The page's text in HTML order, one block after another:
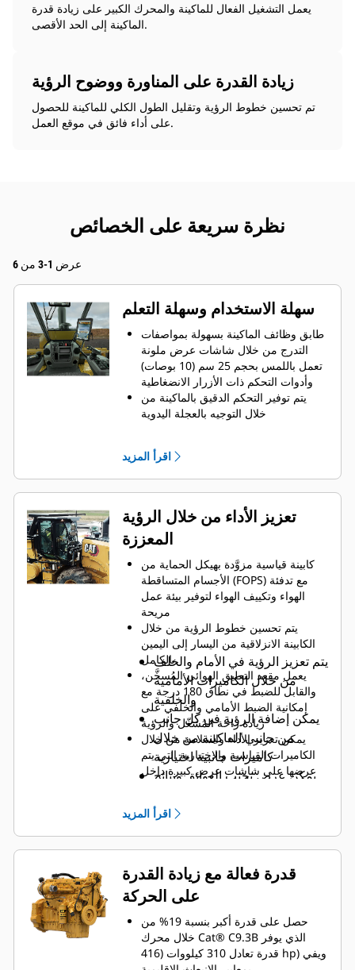
يعمل التشغيل الفعال للماكينة والمحرك الكبير على زيادة قدرة
الماكينة إلى الحد الأقصى.
زيادة القدرة على المناورة ووضوح الرؤية
تم تحسين خطوط الرؤية وتقليل الطول الكلي للماكينة للحصول
على أداء فائق في موقع العمل.
نظرة سريعة على الخصائص
عرض 1-3 من 6
سهلة الاستخدام وسهلة التعلم
طابق وظائف الماكينة بسهولة بمواصفات
التدرج من خلال شاشات عرض ملونة
تعمل باللمس بحجم 25 سم (10 بوصات)
وأدوات التحكم ذات الأزرار الانضغاطية
يتم توفير التحكم الدقيق بالماكينة من
خلال التوجيه بالعجلة اليدوية
ومجمّعة حسب الوظيفة لتوفير الوصول
وفّر وقتك واضمن العمق الثابت لكل قطع
من خلال المزايا التلقائية للخروج من
عمق القطع والرجوع إليه
يمكن أن يضيف بدء تشغيل المحرك بزر
انضغاطي بدون مفتاح الأمان والراحة عند
استخدام أكواد معرف المُّشغل لاستعادة
تفضيلات المُّشغل وملفات التعريف
المحفوظة بمجرد تسجيل الدخول
اقرأ المزيد
تعزيز الأداء من خلال الرؤية
المعززة
كابينة قياسية مزوَّدة بهيكل الحماية من
الأجسام المتساقطة (FOPS) مع تدفئة
الهواء وتكييف الهواء لتوفير بيئة عمل
مريحة
يتم تحسين خطوط الرؤية من خلال
الكابينة الانزلاقية من اليسار إلى اليمين
بالكامل
يعمل مقعد التعليق الهوائي المُسخَّن،
والقابل للضبط في نطاق 180 درجة مع
إمكانية الضبط الأمامي والخلفي على
زيادة راحة المُشغّل والرؤية
يمكن تعزيز الأداء والسلامة من خلال
الكاميرات القياسية والاختيارية التي يتم
عرضها على شاشات عرض كبيرة داخل
يتم تعزيز الرؤية في الأمام والخلف
من خلال الكاميرات الأمامية
والخلفية
يمكن إضافة الرؤية في كل جانب
من جانبي الماكينة من خلال
كاميرات جانبية اختيارية
يمكن عرض تجنب العوائق ونتائج
الاختيارية المثبتة فوق الأبواب
الأمامية والخلفية لغرفة الخلط
اقرأ المزيد
قدرة فعالة مع زيادة القدرة
على الحركة
حصل على قدرة أكبر بنسبة 19% من
خلال محرك Cat® C9.3B الذي يوفر
قدرة تعادل 310 كيلووات (416 hp) ويفي